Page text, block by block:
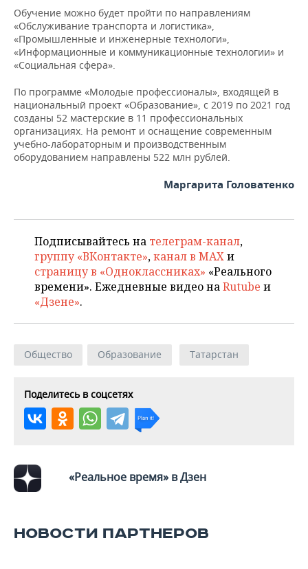
ЭНЕРГЕТИКА
УСЛУГИ
МЕДИА
ТЕЛЕКОММУНИКАЦИИ
ВЫЕЗДНАЯ РЕДАКЦИЯ
БИЗНЕС-БРАНЧИ
ОТКРЫТАЯ ЛЕКЦИЯ
НОВОСТИ СПОРТА
ФУТБОЛ
БАСКЕТБОЛ
ВОЛЕЙБОЛ
ВОДНЫЕ ВИДЫ СПОРТА
ХОККЕЙ С МЯЧОМ
ОБЩЕСТВО
НОВОСТИ ОБЩЕСТВА
ИНФРАСТРУКТУРА
ИСТОРИЯ
ОБРАЗОВАНИЕ
ПРОИСШЕСТВИЯ
ФОТОГАЛЕРЕЯ
СПРАВОЧНИК
СПИСОК ПЕРСОН
ПОЛНАЯ ВЕРСИЯ
Обучение можно будет пройти по направлениям
«Обслуживание транспорта и логистика»,
«Промышленные и инженерные технологи»,
«Информационные и коммуникационные технологии» и
«Социальная сфера».
По программе «Молодые профессионалы», входящей в
национальный проект «Образование», с 2019 по 2021 год
созданы 52 мастерские в 11 профессиональных
организациях. На ремонт и оснащение современным
учебно-лабораторным и производственным
оборудованием направлены 522 млн рублей.
Маргарита Головатенко
Подписывайтесь на телеграм-канал,
группу «ВКонтакте»,канал в MAXи
страницу в «Одноклассниках» «Реального
времени». Ежедневные видео наRutube и
«Дзене».
Общество Образование Татарстан
Поделитесь в соцсетях
«Реальное время» в Дзен
НОВОСТИ ПАРТНЕРОВ